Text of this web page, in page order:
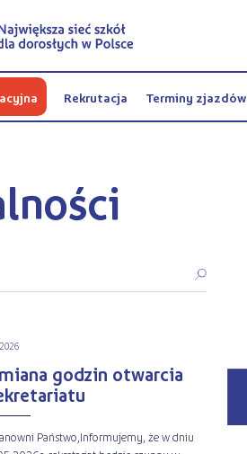
Rekrutacja Terminy zjazdów
godzin otwarcia
Państwo,Informujemy, że w dniu